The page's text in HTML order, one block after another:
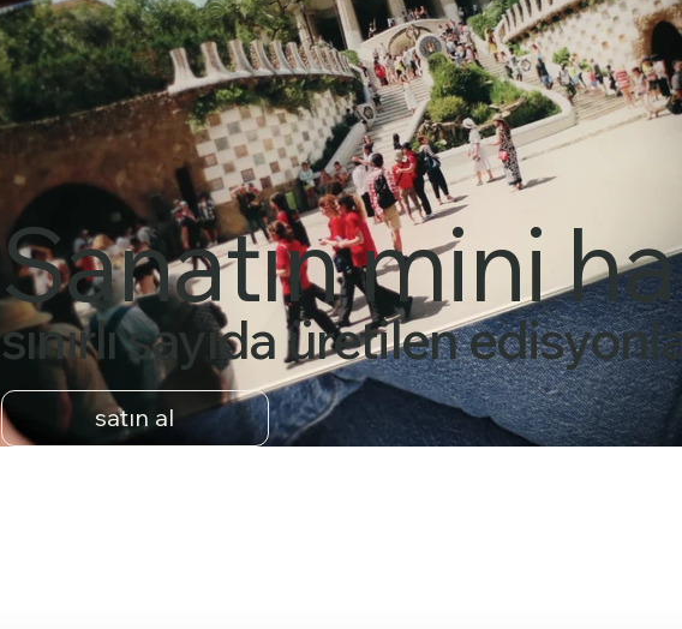
Sanatın mini
sınırlı sayıda üretilen
satın al